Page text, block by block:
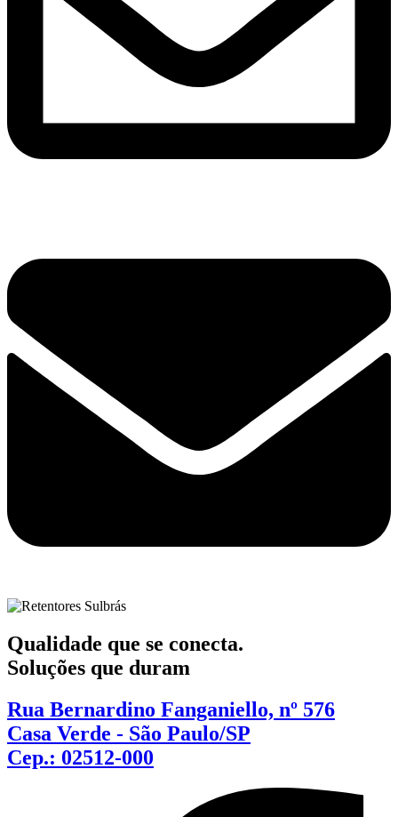
Qualidade que se conecta.
Soluções que duram
Rua Bernardino Fanganiello, nº 576
Casa Verde - São Paulo/SP
Cep.: 02512-000